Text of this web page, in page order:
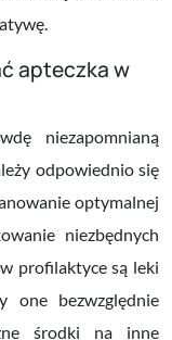
apteczka w
niezapomnianą
odpowiednio się
optymalnej
niezbędnych
profilaktyce są leki
one bezwzględnie
środki na inne